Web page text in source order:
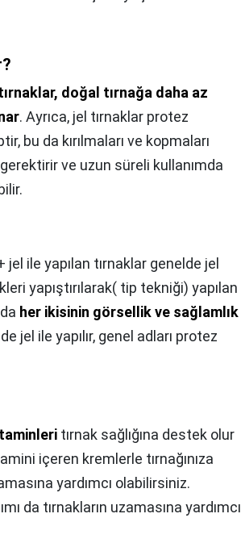
doğal tırnağa daha az
. Ayrıca, jel tırnaklar protez
bu da kırılmaları ve kopmaları
ve uzun süreli kullanımda
ile yapılan tırnaklar genelde jel
yapıştırılarak( tip tekniği) yapılan
her ikisinin görsellik ve sağlamlık
jel ile yapılır, genel adları protez
tırnak sağlığına destek olur
içeren kremlerle tırnağınıza
yardımcı olabilirsiniz.
da tırnakların uzamasına yardımcı